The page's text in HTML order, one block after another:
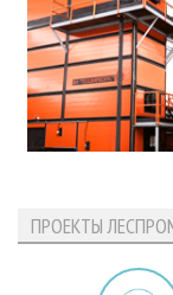
ПРОЕКТЫ